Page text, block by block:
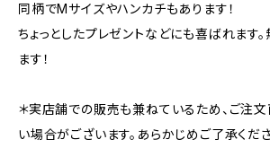
同柄でMサイズやハンカチもあります！
ちょっとしたプレゼントなどにも喜ばれます
ます！
＊実店舗での販売も兼ねているため、ご注
い場合がございます。あらかじめご了承くださ